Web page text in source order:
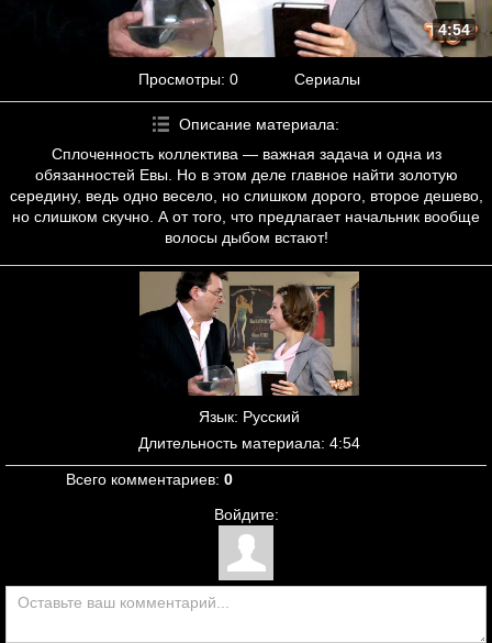
4:54
Просмотры: 0 Сериалы
Описание материала:
Сплоченность коллектива — важная задача и одна из
обязанностей Евы. Но в этом деле главное найти золотую
середину, ведь одно весело, но слишком дорого, второе дешево,
но слишком скучно. А от того, что предлагает начальник вообще
волосы дыбом встают!
Язык: Русский
Длительность материала: 4:54
Всего комментариев: 0
Войдите: